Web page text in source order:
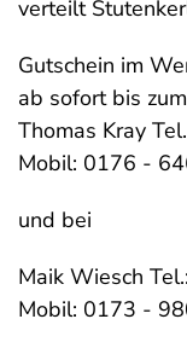
verteilt
Gutschein im
ab sofort bis
Thomas Kray
Mobil: 0176 -
und bei
Maik Wiesch
Mobil: 0173 -